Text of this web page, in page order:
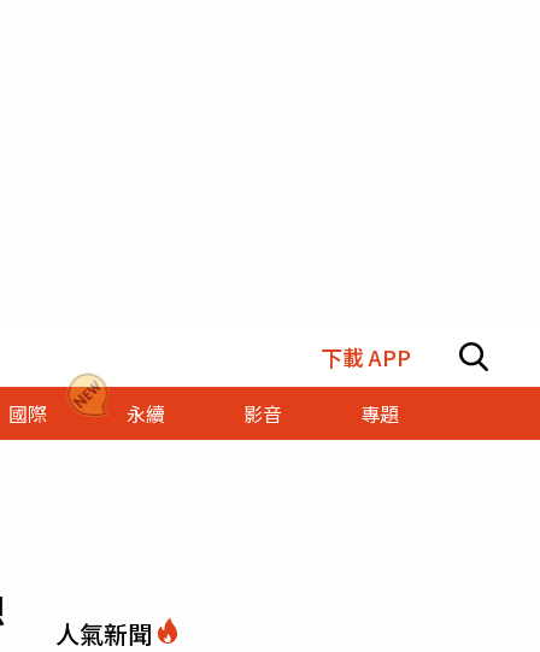
下載 APP
國際 永續 影音 專題
人氣新聞